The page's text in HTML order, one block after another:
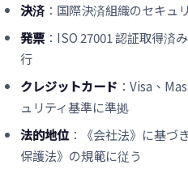
決済：国際決済組織のセキュ
発票 ：ISO 27001 認証取得
行
クレジットカード ：Visa、
ュリティ基準に準拠
法的地位：《会社法》に基づ
保護法》の規範に従う